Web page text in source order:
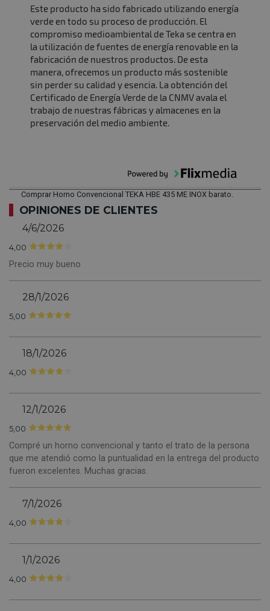
Este producto ha sido fabricado utilizando energía
verde en todo su proceso de producción. El
compromiso medioambiental de Teka se centra en
la utilización de fuentes de energía renovable en la
fabricación de nuestros productos. De esta
manera, ofrecemos un producto más sostenible
sin perder su calidad y esencia. La obtención del
Certificado de Energía Verde de la CNMV avala el
trabajo de nuestras fábricas y almacenes en la
preservación del medio ambiente.
Comprar Horno Convencional TEKA HBE 435 ME INOX barato.
OPINIONES DE CLIENTES
4/6/2026
4,00
Precio muy bueno
28/1/2026
5,00
18/1/2026
4,00
12/1/2026
5,00
Compré un horno convencional y tanto el trato de la persona
que me atendió como la puntualidad en la entrega del producto
fueron excelentes. Muchas gracias.
7/1/2026
4,00
1/1/2026
4,00